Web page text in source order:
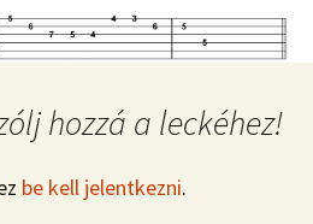
hozzá a leckéhez!
be kell jelentkezni.